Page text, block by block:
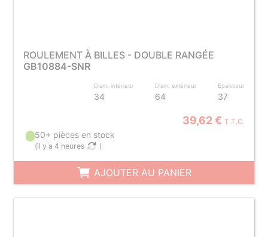
ROULEMENT À BILLES - DOUBLE RANGÉE
GB10884-SNR
Diam. intérieur
34
Diam. extérieur
64
Epaisseur
37
39,62 € T.T.C.
50+ pièces en stock
(il y a 4 heures )
AJOUTER AU PANIER